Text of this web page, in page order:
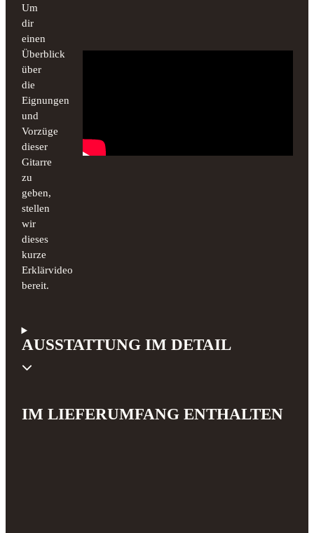
Um
dir
einen
Überblick
über
die
Eignungen
und
Vorzüge
dieser
Gitarre
zu
geben,
stellen
wir
dieses
kurze
Erklärvideo
bereit.
AUSSTATTUNG IM DETAIL
IM LIEFERUMFANG ENTHALTEN